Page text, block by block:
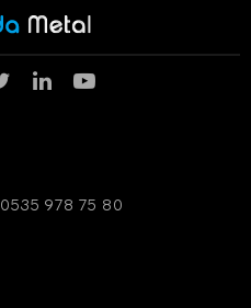
0535 978 75 80